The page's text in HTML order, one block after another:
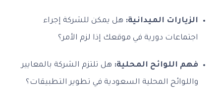
الزيارات الميدانية: هل يمكن للشركة إجراء
اجتماعات دورية في موقعك إذا لزم الأمر؟
فهم اللوائح المحلية: هل تلتزم الشركة بالمعايير
واللوائح المحلية السعودية في تطوير التطبيقات؟